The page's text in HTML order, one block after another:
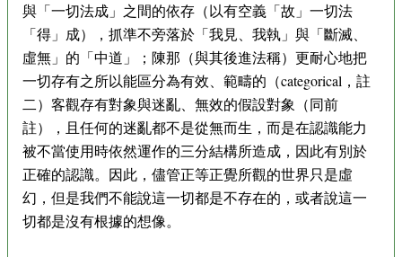
與「一切法成」之間的依存（以有空義「故」一切法
「得」成），抓準不旁落於「我見、我執」與「斷滅、
虛無」的「中道」；陳那（與其後進法稱）更耐心地把
一切存有之所以能區分為有效、範疇的（categorical，註
二）客觀存有對象與迷亂、無效的假設對象（同前
註），且任何的迷亂都不是從無而生，而是在認識能力
被不當使用時依然運作的三分結構所造成，因此有別於
正確的認識。因此，儘管正等正覺所觀的世界只是虛
幻，但是我們不能說這一切都是不存在的，或者說這一
切都是沒有根據的想像。